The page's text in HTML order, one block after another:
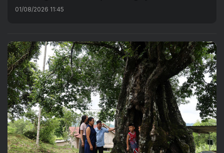
01/08/2026 11:45